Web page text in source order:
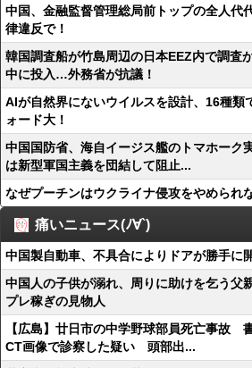
中国、金融監督管理総局前トップの全人
律違反で！
韓国調査船が竹島周辺の日本EEZ内で調査
中に投入…外務省が抗議！
AIが自然界にないウイルスを設計、16種
ォード大！
中国国防省、海自イージス艦のトマホーク
は新型軍国主義を団結して阻止...
なぜプーチンはウクライナ侵攻をやめられ
痛いニュース(ﾉ∀`)
中国製自動車、不具合によりドアが勝手に
中国人の子供が溺れ、周りに助けを乞う父
プレ稼ぎの見物人
【広島】廿日市の中学野球部員死亡事故
CT画像で診察した疑い 頭部出...